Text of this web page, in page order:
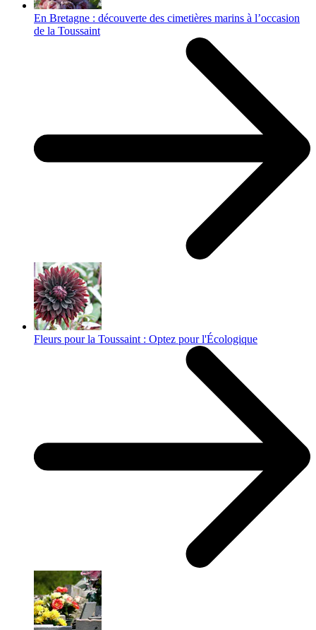
En Bretagne : découverte des cimetières marins à l’occasion
de la Toussaint
Fleurs pour la Toussaint : Optez pour l'Écologique